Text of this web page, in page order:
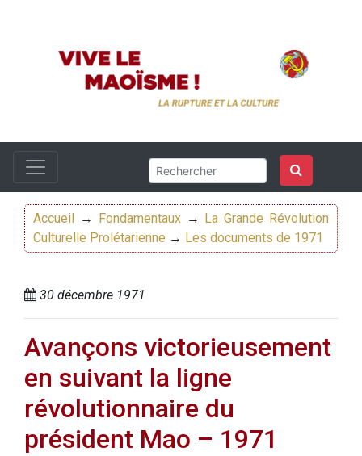
Accueil → Fondamentaux→
La Grande Révolution
Culturelle Prolétarienne → Les documents de 1971
30 décembre 1971
Avançons victorieusement
en suivant la ligne
révolutionnaire du
président Mao – 1971